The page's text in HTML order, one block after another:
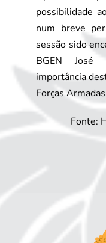
possibilidade
num breve
sessão sido
BGEN José
importância
Forças
Fonte: